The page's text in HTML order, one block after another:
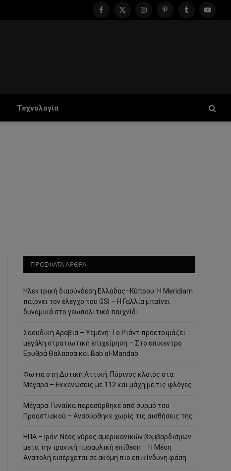
Facebook
X
InstagramPinterestTumblr
Τεχνολογία
ΠΡΟΣΦΑΤΑ ΑΡΘΡΑ
Ηλεκτρική διασύνδεση Ελλάδας–Κύπρου: Η Meridiam
παίρνει τον έλεγχο του GSI – Η Γαλλία μπαίνει
δυναμικά στο γεωπολιτικό παιχνίδι
Σαουδική Αραβία – Υεμένη: Το Ριάντ προετοιμάζει
μεγάλη στρατιωτική επιχείρηση – Στο επίκεντρο
Ερυθρά Θάλασσα και Bab al-Mandab
Φωτιά στη Δυτική Αττική: Πύρινος κλοιός στα
Μέγαρα – Εκκενώσεις με 112 και μάχη με τις φλόγες
Μέγαρα: Γυναίκα παρασύρθηκε από συρμό του
Προαστιακού – Ανασύρθηκε χωρίς τις αισθήσεις της
ΗΠΑ – Ιράν: Νέος γύρος αμερικανικών βομβαρδισμών
μετά την ιρανική πυραυλική επίθεση – Η Μέση
Ανατολή εισέρχεται σε ακόμη πιο επικίνδυνη φάση